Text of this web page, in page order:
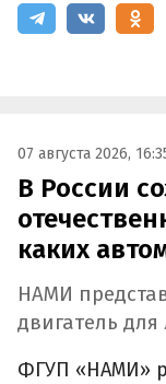
07 августа 2026,
В России
каких
НАМИ
двигатель
ФГУП «НАМИ»